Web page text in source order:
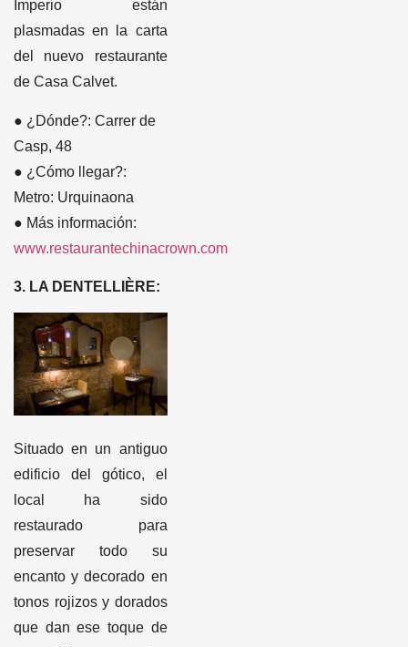
Imperio están
plasmadas en la carta
del nuevo restaurante
de Casa Calvet.
● ¿Dónde?: Carrer de
Casp, 48
● ¿Cómo llegar?:
Metro: Urquinaona
● Más información:
www.restaurantechinacrown.com
3. LA DENTELLIÈRE:
Situado en un antiguo
edificio del gótico, el
local ha sido
restaurado para
preservar todo su
encanto y decorado en
tonos rojizos y dorados
que dan ese toque de